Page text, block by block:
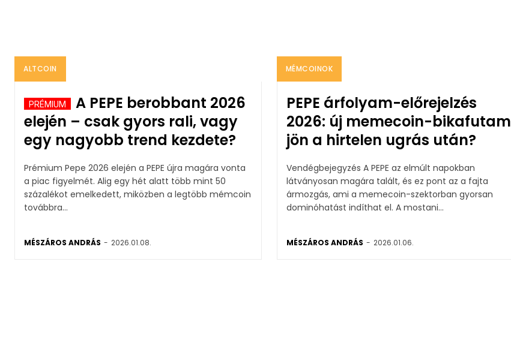
ALTCOIN
A PEPE berobbant 2026
elején – csak gyors rali, vagy
egy nagyobb trend kezdete?
Prémium Pepe 2026 elején a PEPE újra magára vonta
a piac figyelmét. Alig egy hét alatt több mint 50
százalékot emelkedett, miközben a legtöbb mémcoin
továbbra...
MÉSZÁROS ANDRÁS - 2026.01.08.
MÉMCOINOK
PEPE árfolyam-előrejelzés
2026: új memecoin-bikafutam
jön a hirtelen ugrás után?
Vendégbejegyzés A PEPE az elmúlt napokban
látványosan magára talált, és ez pont az a fajta
ármozgás, ami a memecoin-szektorban gyorsan
dominóhatást indíthat el. A mostani...
MÉSZÁROS ANDRÁS - 2026.01.06.